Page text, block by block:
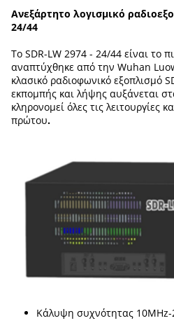
Ανεξάρτητο λογισμικό
24/44
Το SDR-LW 2974 - 24/44 είναι το
αναπτύχθηκε από την Wuhan
κλασικό ραδιοφωνικό εξοπλισμό
εκπομπής και λήψης αυξάνεται
κληρονομεί όλες τις λειτουργίες
πρώτου.
Κάλυψη συχνότητας 10MHz-